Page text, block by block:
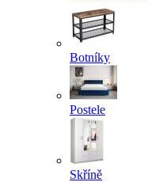
Botníky
Postele
Skříně